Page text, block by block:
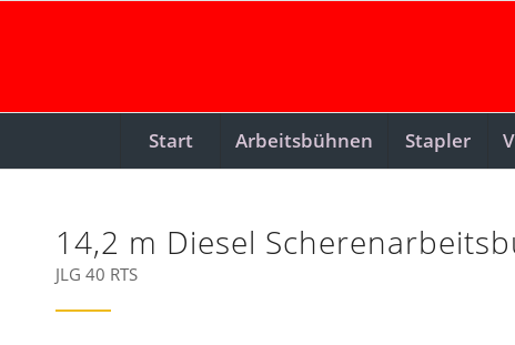
Start Arbeitsbühnen Stapler
14,2 m Diesel
JLG 40 RTS